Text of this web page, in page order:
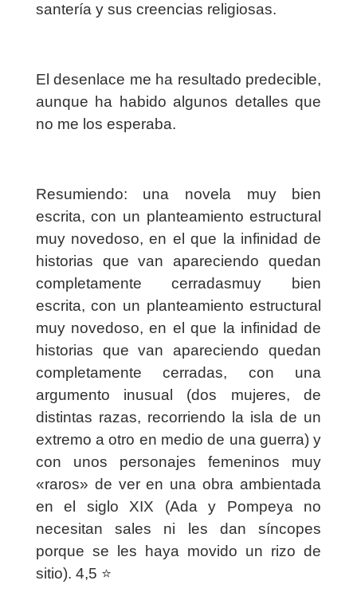
santería y sus creencias religiosas.
El desenlace me ha resultado predecible,
aunque ha habido algunos detalles que
no me los esperaba.
Resumiendo: una novela muy bien
escrita, con un planteamiento estructural
muy novedoso, en el que la infinidad de
historias que van apareciendo quedan
completamente cerradasmuy bien
escrita, con un planteamiento estructural
muy novedoso, en el que la infinidad de
historias que van apareciendo quedan
completamente cerradas, con una
argumento inusual (dos mujeres, de
distintas razas, recorriendo la isla de un
extremo a otro en medio de una guerra) y
con unos personajes femeninos muy
«raros» de ver en una obra ambientada
en el siglo XIX (Ada y Pompeya no
necesitan sales ni les dan síncopes
porque se les haya movido un rizo de
sitio). 4,5 ⭐️